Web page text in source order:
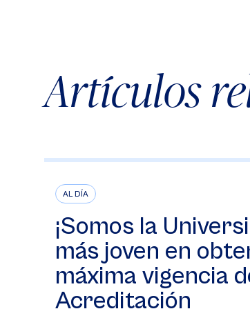
Artículos
AL DÍA
¡Somos la
más joven en
máxima vigencia
Acreditación